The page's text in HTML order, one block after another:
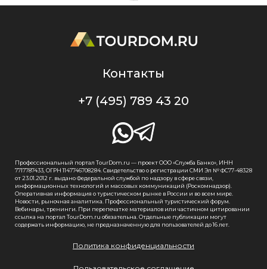
Контакты
+7 (495) 789 43 20
Профессиональный портал TourDom.ru — проект ООО «Служба Банко», ИНН
7717787433, ОГРН 1147746708284. Свидетельство о регистрации СМИ Эл № ФС77-48328
от 23.01.2012 г. выдано Федеральной службой по надзору в сфере связи,
информационных технологий и массовых коммуникаций (Роскомнадзор).
Оперативная информация о туристическом рынке в России и во всем мире.
Новости, рыночная аналитика. Профессиональный туристический форум.
Вебинары, тренинги. При перепечатке материалов или частичном цитировании
ссылка на портал TourDom.ru обязательна. Отдельные публикации могут
содержать информацию, не предназначенную для пользователей до 16 лет.
Политика конфиденциальности